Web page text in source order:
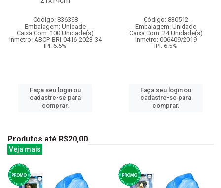
Código: 836398
Embalagem: Unidade
Caixa Com: 100 Unidade(s)
Inmetro: ABCP-BRI-0416-2023-34
IPI: 6.5%
Faça seu login ou
cadastre-se para
comprar.
Código: 830512
Embalagem: Unidade
Caixa Com: 24 Unidade(s)
Inmetro: 006409/2019
IPI: 6.5%
Faça seu login ou
cadastre-se para
comprar.
Produtos até R$20,00
Veja mais